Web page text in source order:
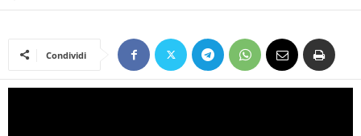
Condividi